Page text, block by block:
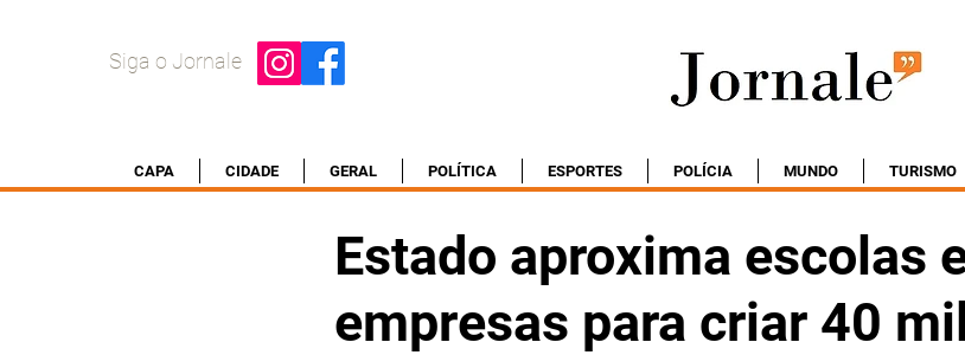
Siga o Jornale
CAPA CIDADE GERAL POLÍTICA ESPORTES POLÍCIA MUNDO TURISMO
Estado aproxima escolas
empresas para criar 40